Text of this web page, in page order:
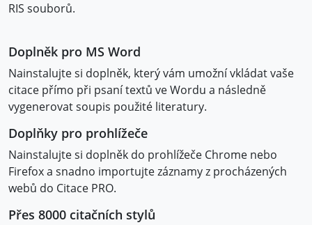
RIS souborů.
Doplněk pro MS Word
Nainstalujte si doplněk, který vám umožní vkládat vaše
citace přímo při psaní textů ve Wordu a následně
vygenerovat soupis použité literatury.
Doplňky pro prohlížeče
Nainstalujte si doplněk do prohlížeče Chrome nebo
Firefox a snadno importujte záznamy z procházených
webů do Citace PRO.
Přes 8000 citačních stylů